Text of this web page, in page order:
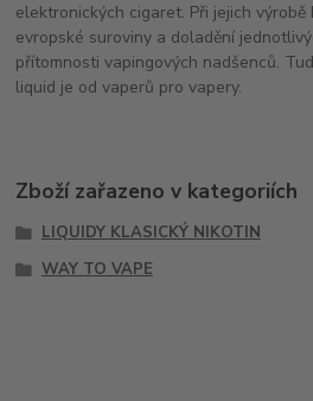
elektronických cigaret. Při jejich
evropské suroviny a doladění
přítomnosti vapingových nadšenců.
liquid je od vaperů pro vapery.
Zboží zařazeno v kategoriích
LIQUIDY KLASICKÝ NIKOTIN
WAY TO VAPE